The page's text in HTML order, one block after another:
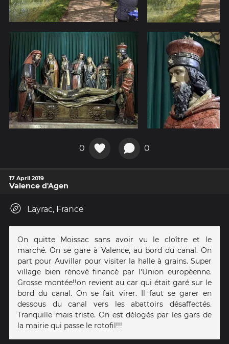
0 0
17 April 2019
Valence d'Agen
Layrac, France
On quitte Moissac sans avoir vu le cloître et le
marché. On se gare à Valence, au bord du canal. On
part pour Auvillar pour visiter la halle à grains. Super
village bien rénové financé par l'Union européenne.
Grosse montée!!on revient au car qui était garé sur le
bord du canal. On se fait virer. Il faut se garer en
dessous du canal vers les abattoirs désaffectés.
Tranquille mais triste. On est délogés par les gars de
la mairie qui passe le rotofil!!!